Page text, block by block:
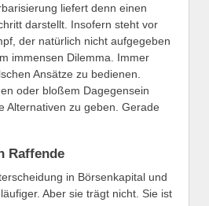
liefert denn einen
darstellt. Insofern steht vor
der natürlich nicht aufgegeben
immensen Dilemma. Immer
Ansätze zu bedienen.
oder bloßem Dagegensein
Alternativen zu geben. Gerade
Raffende
in Börsenkapital und
Aber sie trägt nicht. Sie ist